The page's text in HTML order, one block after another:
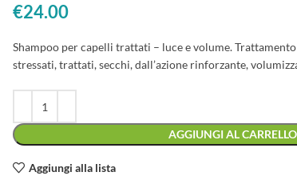
€24.00
Shampoo per capelli trattati – luce e volume.
stressati, trattati, secchi, dall’azione rinforzante,
AGGIUNGI AL CARRELLO
Aggiungi alla lista